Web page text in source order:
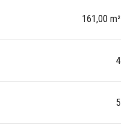
161,00 m²
4
5